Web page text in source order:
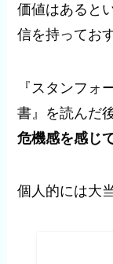
価値はあると
信を持ってお
『スタンフォ
書』を読んだ
危機感を感じ
個人的には大